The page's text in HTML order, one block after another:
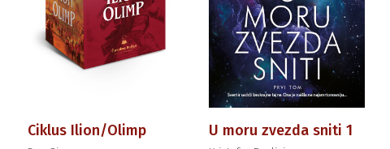
Ciklus Ilion/Olimp U moru zvezda sniti 1